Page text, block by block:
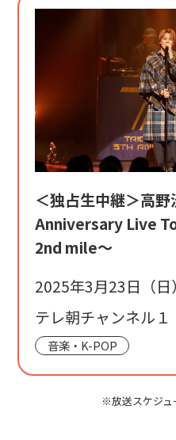
＜独占生中継＞高
Anniversary Live
2nd mile～
2025年3月23日（
テレ朝チャンネル１
音楽・K-POP
※放送スケジュ